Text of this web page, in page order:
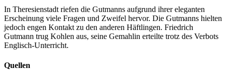
In Theresienstadt riefen die Gutmanns aufgrund ihrer eleganten
Erscheinung viele Fragen und Zweifel hervor. Die Gutmanns hielten
jedoch engen Kontakt zu den anderen Häftlingen. Friedrich
Gutmann trug Kohlen aus, seine Gemahlin erteilte trotz des Verbots
Englisch-Unterricht.
Quellen